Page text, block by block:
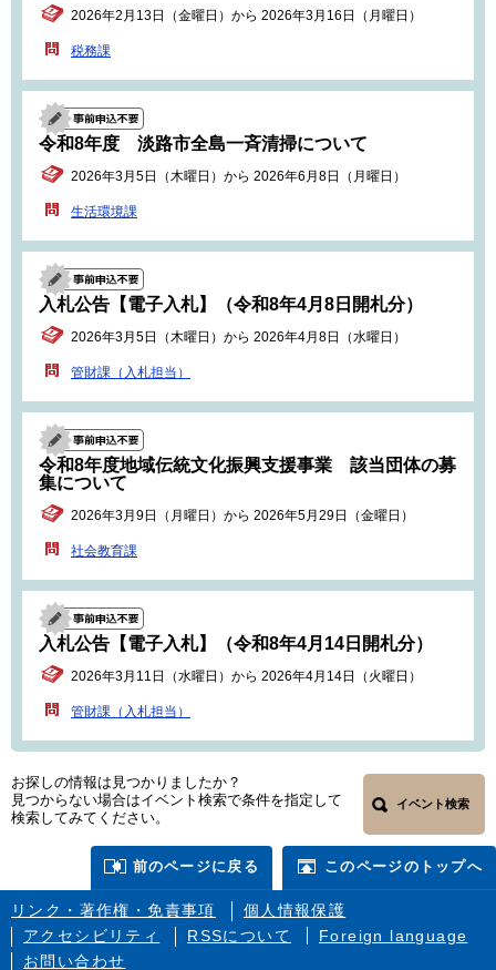
2026年2月13日（金曜日）から 2026年3月16日（月曜日）
税務課
令和8年度 淡路市全島一斉清掃について
2026年3月5日（木曜日）から 2026年6月8日（月曜日）
生活環境課
入札公告【電子入札】（令和8年4月8日開札分）
2026年3月5日（木曜日）から 2026年4月8日（水曜日）
管財課（入札担当）
令和8年度地域伝統文化振興支援事業 該当団体の募
集について
2026年3月9日（月曜日）から 2026年5月29日（金曜日）
社会教育課
入札公告【電子入札】（令和8年4月14日開札分）
2026年3月11日（水曜日）から 2026年4月14日（火曜日）
管財課（入札担当）
お探しの情報は見つかりましたか？
見つからない場合はイベント検索で条件を指定して
検索してみてください。
イベント検索
前のページに戻る このページのトップへ
リンク・著作権・免責事項
個人情報保護
アクセシビリティ
RSSについて
Foreign language
お問い合わせ